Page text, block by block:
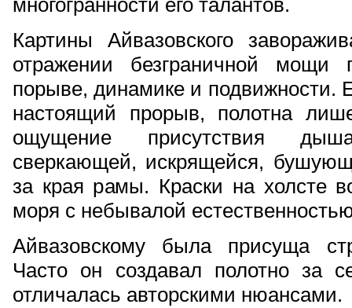
многогранности его талантов.
Картины Айвазовского
отражении безграничной мощи
порыве, динамике и подвижности.
настоящий прорыв, полотна
ощущение присутствия
сверкающей, искрящейся,
за края рамы. Краски на холсте
моря с небывалой
Айвазовскому была присуща
Часто он создавал полотно за
отличалась авторскими нюансами.